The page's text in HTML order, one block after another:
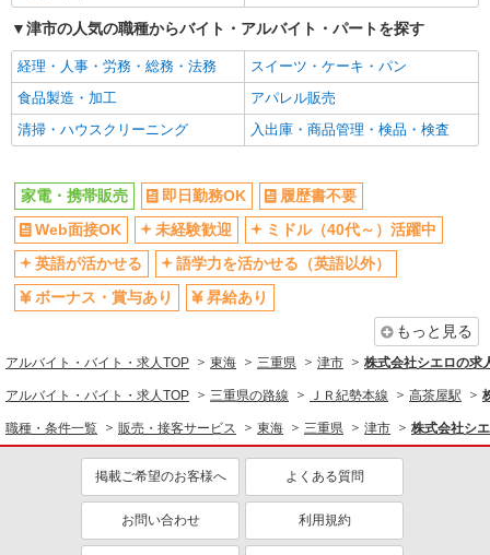
派遣社員
株式会社シエロ
携帯販売スタッフ【softbank】
時給1600円〜 ※別途インセンティブ、職能評
価制度あり ※残業代支給 ★交通費別途支給（規定
社祝い金10万円支給(規定有) お友達を紹介頂くと,
インセンティブ支給(規定有) ★月2回払い・週払い
可能（規程有）★ ゜・。○。・゜+゜・。○。・゜
+゜
キープ 詳細を見る
派遣社員
株式会社シエロ
【softbank】の携帯販売スタッフ
時給1300円〜1400円（経験・能力による） ※
残業代支給 ★交通費別途支給（規定あり） ゜
万円支給(規定有) お友達を紹介頂くと, インセンテ
ィブ支給(規定有) ★月2回払い・週払い可能（規程
有）★ ゜・。○。・゜+゜・。○。・゜+゜
三重県津市のsoftbankショップ
キープ 詳細を見る
紹介予定派遣
【ソフトバンク】の店舗スタッフ
津市の人気の職種からバイト・アルバイト・パートを探す
経理・人事・労務・総務・法務
スイーツ・ケーキ・パン
食品製造・加工
アパレル販売
清掃・ハウスクリーニング
入出庫・商品管理・検品・検査
家電・携帯販売 即日勤務OK
履歴書不要
Web面接OK
未経験歓迎
ミドル（40代～）活躍中
英語が活かせる
語学力を活かせる（英語以外）
ボーナス・賞与あり
昇給あり
もっと見る
アルバイト・バイト・求人TOP 東海 三重県 津市 株式会社シエロの求
アルバイト・バイト・求人TOP 三重県の路線 ＪＲ紀勢本線 高茶屋駅
職種・条件一覧 販売・接客サービス 東海 三重県 津市 株式会社シ
掲載ご希望のお客様へ よくある質問
お問い合わせ 利用規約